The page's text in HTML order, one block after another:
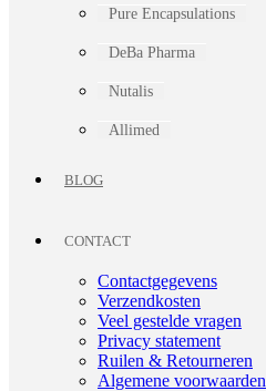
Pure Encapsulations
DeBa Pharma
Nutalis
Allimed
BLOG
CONTACT
Contactgegevens
Verzendkosten
Veel gestelde vragen
Privacy statement
Ruilen & Retourneren
Algemene voorwaarden